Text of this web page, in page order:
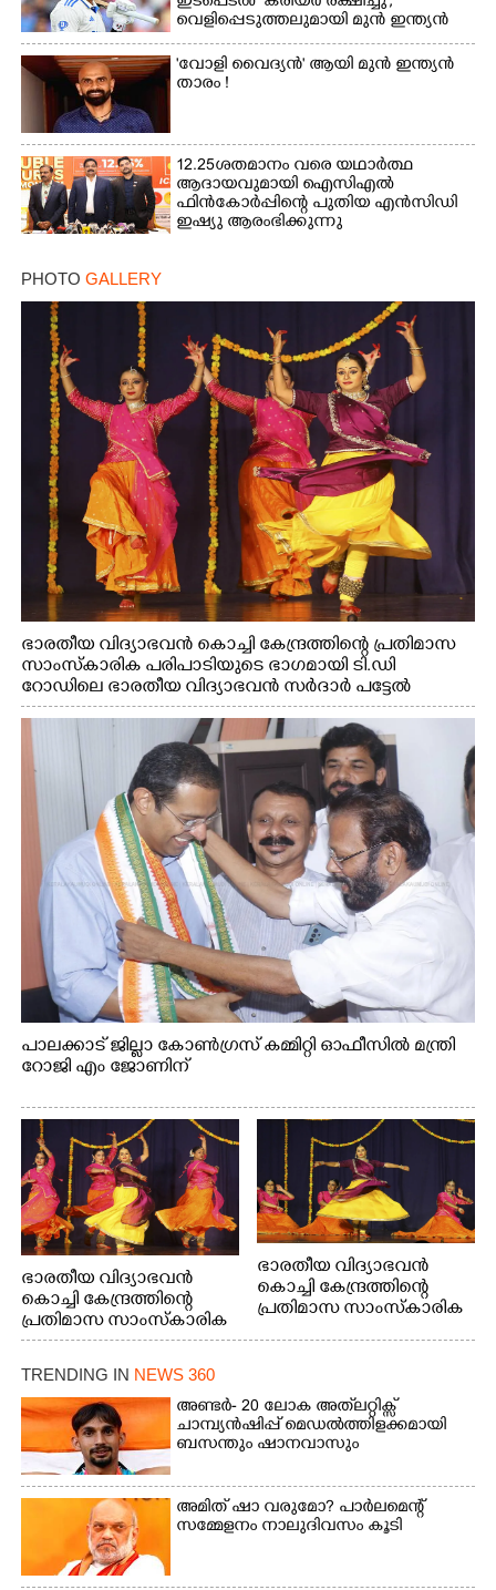
വെളിപ്പെടുത്തലുമായി മുൻ ഇന്ത്യൻ
ക്യാപ്‌ടൻ
'വോളി വൈദ്യൻ' ആയി മുൻ ഇന്ത്യൻ
താരം !
12.25ശതമാനം വരെ യഥാർത്ഥ
ആദായവുമായി ഐസിഎൽ
ഫിൻകോർപ്പിന്റെ പുതിയ എൻസിഡി
ഇഷ്യു ആരംഭിക്കുന്നു
PHOTO GALLERY
ഭാരതീയ വിദ്യാഭവൻ കൊച്ചി കേന്ദ്രത്തിന്റെ പ്രതിമാസ
സാംസ്കാരിക പരിപാടിയുടെ ഭാഗമായി ടി.ഡി
റോഡിലെ ഭാരതീയ വിദ്യാഭവൻ സർദാർ പട്ടേൽ
സഭാഗൃഹത്തിൽ എം. അക്ഷതയുടെ നേതൃത്വത്തിൽ
അവതരിപ്പിച്ച ലയ നമൻ കഥക് നൃത്തത്തിൽ നിന്ന്
പാലക്കാട് ജില്ലാ കോൺഗ്രസ് കമ്മിറ്റി ഓഫീസിൽ മന്ത്രി
റോജി എം ജോണിന്
ഭാരതീയ വിദ്യാഭവൻ
കൊച്ചി കേന്ദ്രത്തിന്റെ
പ്രതിമാസ സാംസ്കാരിക
പരിപാടിയുടെ ഭാഗമായി
ടി.ഡി റോഡിലെ ഭാരതീയ
വിദ്യാഭവൻ സർദാർ
പട്ടേൽ സഭാഗൃഹത്തിൽ
എം. അക്ഷതയുടെ
നേതൃത്വത്തിൽ
അവതരിപ്പിച്ച ലയ നമൻ
കഥക് നൃത്തത്തിൽ നിന്ന്
ഭാരതീയ വിദ്യാഭവൻ
കൊച്ചി കേന്ദ്രത്തിന്റെ
പ്രതിമാസ സാംസ്കാരിക
പട്ടേൽ സഭാഗൃഹത്തിൽ
എം. അക്ഷതയുടെ
നേതൃത്വത്തിൽ
അവതരിപ്പിച്ച ലയ നമൻ
TRENDING IN NEWS 360
അണ്ടർ- 20 ലോക അത്‌ലറ്റിക്സ്
ചാമ്പ്യൻഷിപ്പ് മെഡൽത്തിളക്കമായി
ബസന്തും ഷാനവാസും
അമിത് ഷാ വരുമോ?​ പാർലമെന്റ്
സമ്മേളനം നാലുദിവസം കൂടി